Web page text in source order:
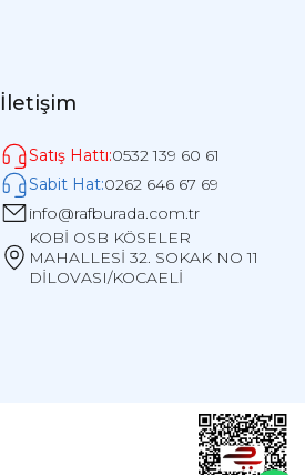
İletişim
Satış Hattı:0532 139 60 61
Sabit Hat:0262 646 67 69
info@rafburada.com.tr
KOBİ OSB KÖSELER
MAHALLESİ 32. SOKAK NO 11
DİLOVASI/KOCAELİ